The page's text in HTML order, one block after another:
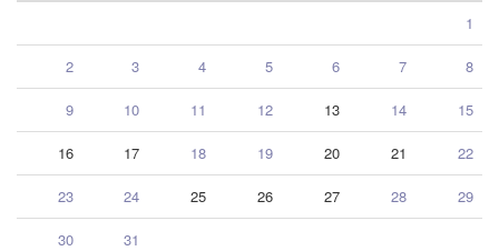
1
2 3 4 5 6 7 8
9 10 11 12 13 14 15
16 17 18 19 20 21 22
23 24 25 26 27 28 29
30 31